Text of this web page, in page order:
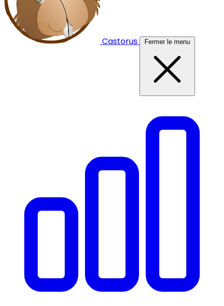
Castorus Fermer le menu